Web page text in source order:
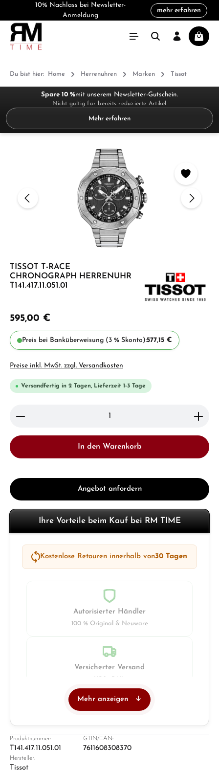
10% Nachlass bei Newsletter-
Anmeldung
mehr erfahren
Du bist hier: Home Herrenuhren Marken Tissot
Spare 10 %mit unserem Newsletter-Gutschein.
Nicht gültig für bereits reduzierte Artikel
Mehr erfahren
Bildergalerie überspringen
TISSOT T-RACE
CHRONOGRAPH HERRENUHR
T141.417.11.051.01
595,00 €
Preis bei Banküberweisung (3 % Skonto):577,15 €
Preise inkl. MwSt. zzgl. Versandkosten
Versandfertig in 2 Tagen, Lieferzeit 1-3 Tage
Produkt Anzahl: Gib den gewünschten Wert ein
In den Warenkorb
Angebot anfordern
Ihre Vorteile beim Kauf bei RM TIME
Kostenlose Retouren innerhalb von30 Tagen
Autorisierter Händler
100 % Original & Neuware
Versicherter Versand
Ladengeschäft in Solingen
Mehr anzeigen
Produktnummer:
T141.417.11.051.01
GTIN/EAN:
7611608308370
Hersteller:
Tissot